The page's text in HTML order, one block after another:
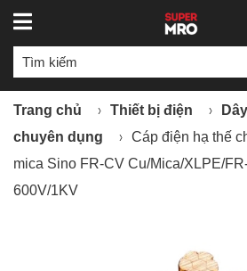
Trang chủ Thiết bị điện
chuyên dụng
Cáp điện hạ thế
mica Sino FR-CV Cu/Mica/XLPE/
600V/1KV